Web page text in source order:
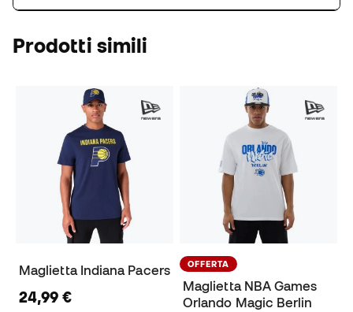
Prodotti simili
Maglietta Indiana Pacers
24,99 €
OFFERTA
Maglietta NBA Games
Orlando Magic Berlin